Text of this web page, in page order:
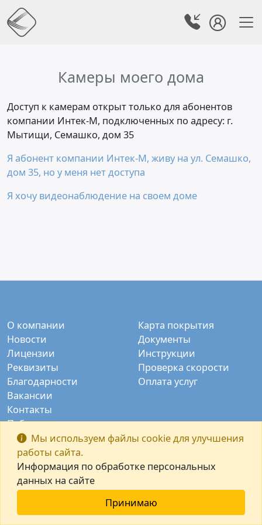
Камеры моего дома
Доступ к камерам открыт только для абонентов
компании Интек-М, подключенных по адресу: г.
Мытищи, Семашко, дом 35
Я абонент компании Интек-М, живу на ул. Семашко,
дом 35, но у меня нет доступа
Я хочу видеонаблюдение на своем доме
Мы используем файлы cookie для улучшения
работы сайта.
Информация по обработке персональных
данных на сайте
Принимаю
О компании
Новости
Лицензии
Реквизиты
Благодарности
Вакансии
Контакты
Карта покрытия
Документы
Инструкции
Проверка скорости
Оплата услуг
Публичные камеры
Заказать звонок
© ООО "Интек-М" 2003-2026